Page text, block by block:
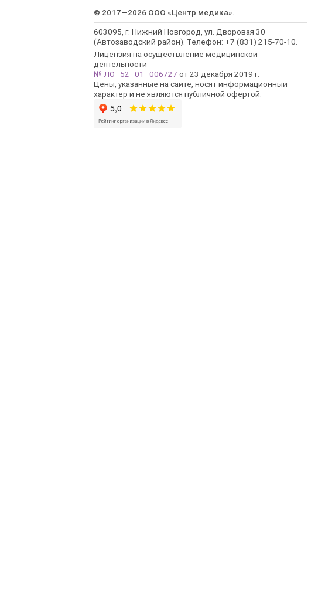
© 2017—2026 ООО «Центр медика».
603095, г. Нижний Новгород, ул. Дворовая 30
(Автозаводский район). Телефон: +7 (831) 215-70-10.
Лицензия на осуществление медицинской
деятельности
№ ЛО–52–01–006727 от 23 декабря 2019 г.
Цены, указанные на сайте, носят информационный
характер и не являются публичной офертой.